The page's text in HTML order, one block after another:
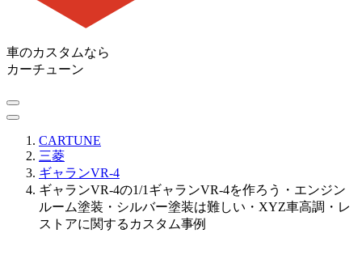
車のカスタムなら
カーチューン
CARTUNE
三菱
ギャランVR-4
ギャランVR-4の1/1ギャランVR-4を作ろう・エンジン
ルーム塗装・シルバー塗装は難しい・XYZ車高調・レ
ストアに関するカスタム事例